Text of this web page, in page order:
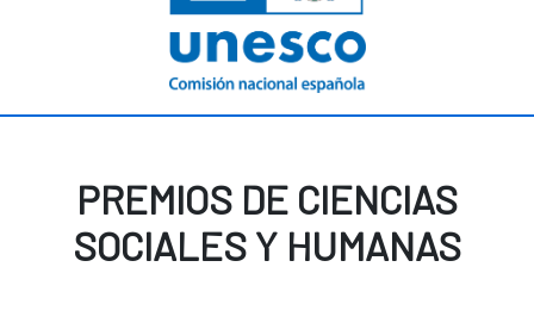
PREMIOS DE CIENCIAS
SOCIALES Y HUMANAS